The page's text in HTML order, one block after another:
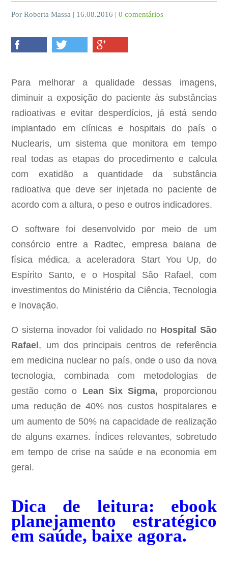
Por Roberta Massa | 16.08.2016 |0 comentários
Para melhorar a qualidade dessas imagens,
diminuir a exposição do paciente às substâncias
radioativas e evitar desperdícios, já está sendo
implantado em clínicas e hospitais do país o
Nuclearis, um sistema que monitora em tempo
real todas as etapas do procedimento e calcula
com exatidão a quantidade da substância
radioativa que deve ser injetada no paciente de
acordo com a altura, o peso e outros indicadores.
O software foi desenvolvido por meio de um
consórcio entre a Radtec, empresa baiana de
física médica, a aceleradora Start You Up, do
Espírito Santo, e o Hospital São Rafael, com
investimentos do Ministério da Ciência, Tecnologia
e Inovação.
O sistema inovador foi validado noHospital São
Rafael , um dos principais centros de referência
em medicina nuclear no país, onde o uso da nova
tecnologia, combinada com metodologias de
gestão como o Lean Six Sigma, proporcionou
uma redução de 40% nos custos hospitalares e
um aumento de 50% na capacidade de realização
de alguns exames. Índices relevantes, sobretudo
em tempo de crise na saúde e na economia em
geral.
Dica de leitura: ebook
planejamento estratégico
em saúde, baixe agora.